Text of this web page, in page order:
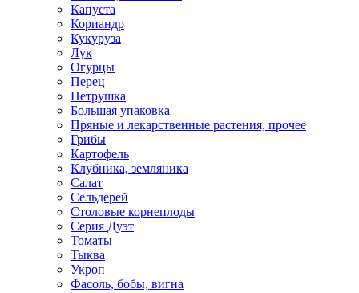
Капуста
Кориандр
Кукуруза
Лук
Огурцы
Перец
Петрушка
Большая упаковка
Пряные и лекарственные растения, прочее
Грибы
Картофель
Клубника, земляника
Салат
Сельдерей
Столовые корнеплоды
Серия Дуэт
Томаты
Тыква
Укроп
Фасоль, бобы, вигна